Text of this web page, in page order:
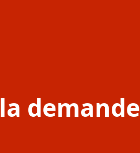
demande